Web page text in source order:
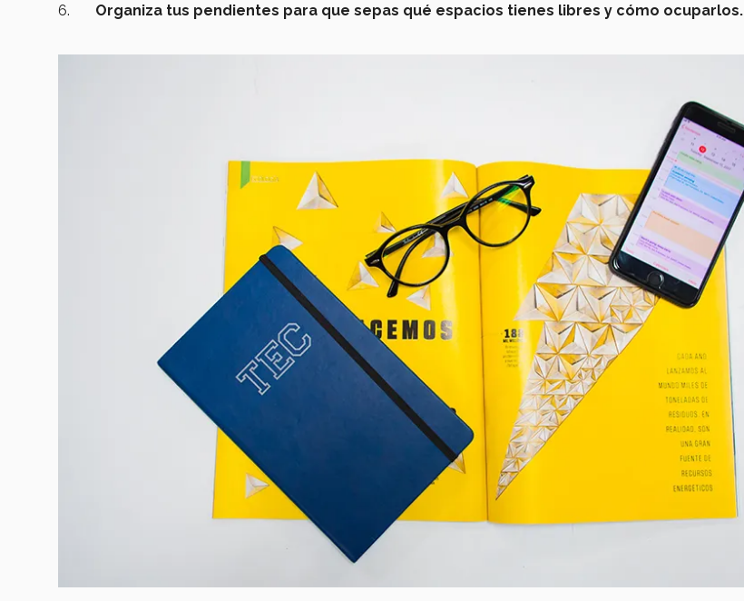
6. Organiza tus pendientes para que sepas qué espacios tienes libres y cómo ocuparlos.